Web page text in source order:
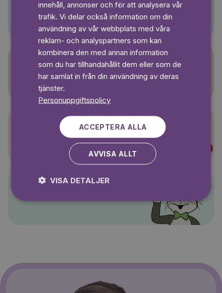
Sagasagor
Super-Charlie
innehåll, annonser och för att analysera vår
trafik. Vi delar också information om din
användning av vår webbplats med våra
reklam- och analyspartners som kan
kombinera den med annan information
som du har tillhandahållit dem eller som de
har samlat in från din användning av deras
tjänster.
Personuppgiftspolicy
ACCEPTERA ALLA
AVVISA ALLT
VISA DETALJER